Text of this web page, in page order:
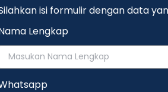
isi formulir dengan data
Lengkap